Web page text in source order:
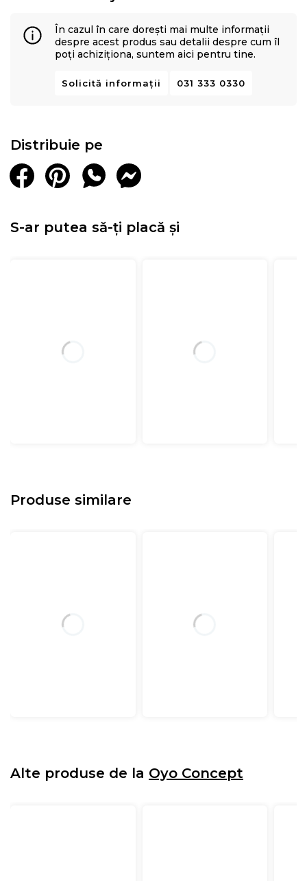
În cazul în care dorești mai multe informații
despre acest produs sau detalii despre cum îl
poți achiziționa, suntem aici pentru tine.
Solicită informații 031 333 0330
Distribuie pe
S-ar putea să-ți placă și
Produse similare
Alte produse de la Oyo Concept